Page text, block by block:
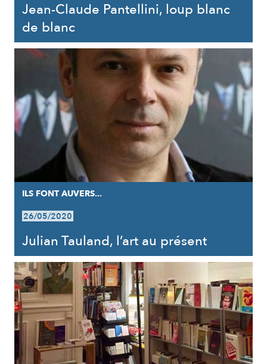
Jean-Claude Pantellini, loup blanc
de blanc
ILS FONT AUVERS...
26/05/2020
Julian Tauland, l’art au présent